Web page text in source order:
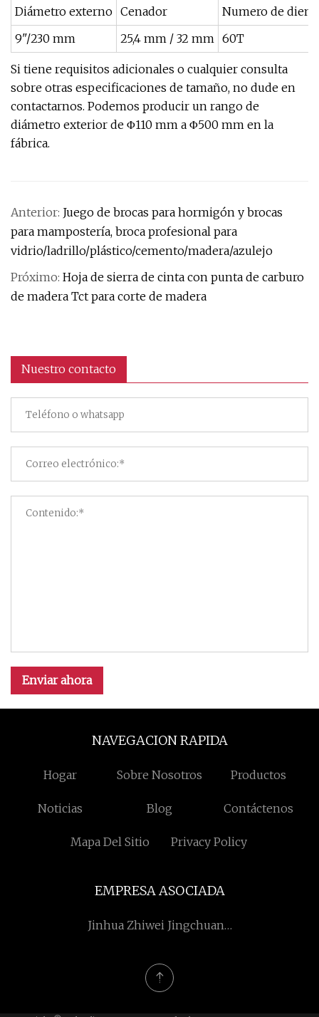
Diámetro externo Cenador
Numero de
9"/230 mm
25,4 mm / 32 mm 60T
Si tiene requisitos adicionales o cualquier consulta
sobre otras especificaciones de tamaño, no dude en
contactarnos. Podemos producir un rango de
diámetro exterior de Φ110 mm a Φ500 mm en la
fábrica.
Anterior: Juego de brocas para hormigón y brocas
para mampostería, broca profesional para
vidrio/ladrillo/plástico/cemento/madera/azulejo
Próximo: Hoja de sierra de cinta con punta de carburo
de madera Tct para corte de madera
Nuestro contacto
Enviar ahora
NAVEGACION RAPIDA
Hogar Sobre Nosotros Productos
Noticias Blog Contáctenos
Mapa Del Sitio Privacy Policy
EMPRESA ASOCIADA
Jinhua Zhiwei Jingchuang
Limitado